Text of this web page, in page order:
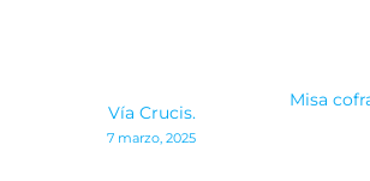
Vía Crucis.
7 marzo, 2025
Misa